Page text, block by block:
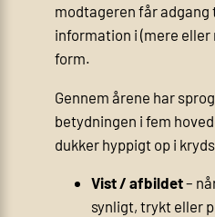
modtageren får adgang
information i (mere
form.
Gennem årene har
betydningen i fem
dukker hyppigt op i
Vist / afbildet–
synligt, trykt eller